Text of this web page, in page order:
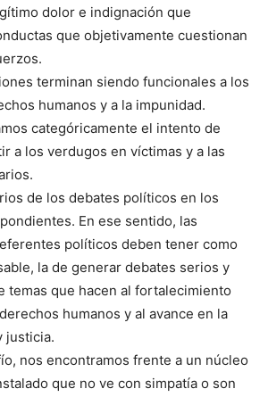
dolor e indignación que
que objetivamente cuestionan
terminan siendo funcionales a los
humanos y a la impunidad.
categóricamente el intento de
a los verdugos en víctimas y a las
de los debates políticos en los
En ese sentido, las
políticos deben tener como
la de generar debates serios y
temas que hacen al fortalecimiento
humanos y al avance en la
justicia.
nos encontramos frente a un núcleo
que no ve con simpatía o son